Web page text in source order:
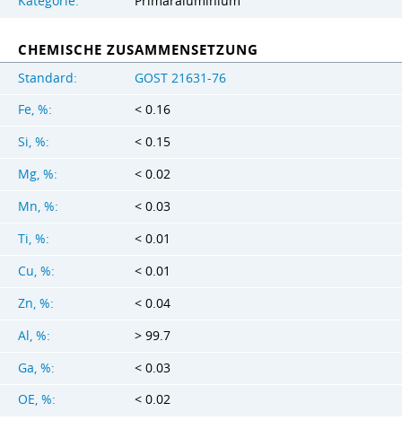
CHEMISCHE ZUSAMMENSETZUNG
Standard:
GOST 21631-76
Fe, %:
< 0.16
Si, %:
< 0.15
Mg, %:
< 0.02
Mn, %:
< 0.03
Ti, %:
< 0.01
Cu, %:
< 0.01
Zn, %:
< 0.04
Al, %:
> 99.7
Ga, %:
< 0.03
OE, %:
< 0.02